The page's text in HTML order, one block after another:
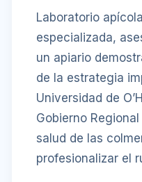
Laboratorio
especializada,
un apiario
de la estrategia
Universidad de
Gobierno
salud de las
profesionalizar el